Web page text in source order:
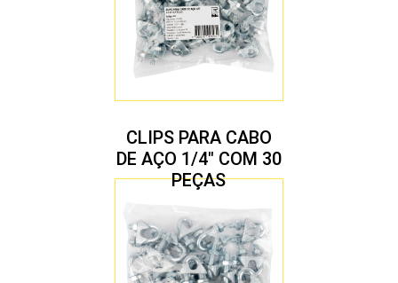
CLIPS PARA CABO
DE AÇO 1/4″ COM 30
PEÇAS